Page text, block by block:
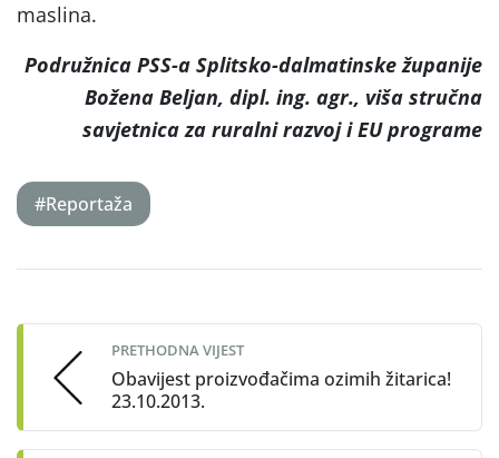
maslina.
Podružnica PSS-a Splitsko-dalmatinske županije
Božena Beljan, dipl. ing. agr., viša stručna
savjetnica za ruralni razvoj i EU programe
#Reportaža
navigation
PRETHODNA VIJEST
Obavijest proizvođačima ozimih žitarica!
23.10.2013.